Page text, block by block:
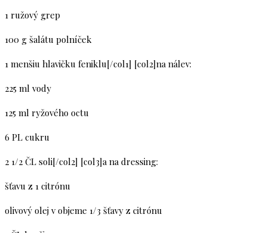
1 ružový grep
100 g šalátu polníček
1 menšiu hlavičku feniklu[/col1] [col2]na nálev:
225 ml vody
125 ml ryžového octu
6 PL cukru
2 1/2 ČL soli[/col2] [col3]a na dressing:
šťavu z 1 citrónu
olivový olej v objeme 1/3 šťavy z citrónu